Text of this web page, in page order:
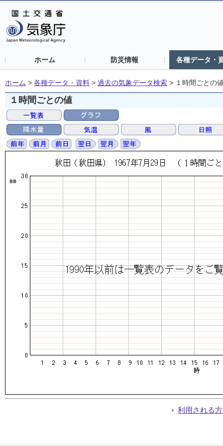
ホーム 防災情報 各種データ・
ホーム > 各種データ・資料 > 過去の気象データ検索 > １時間ごとの
１時間ごとの値
利用される